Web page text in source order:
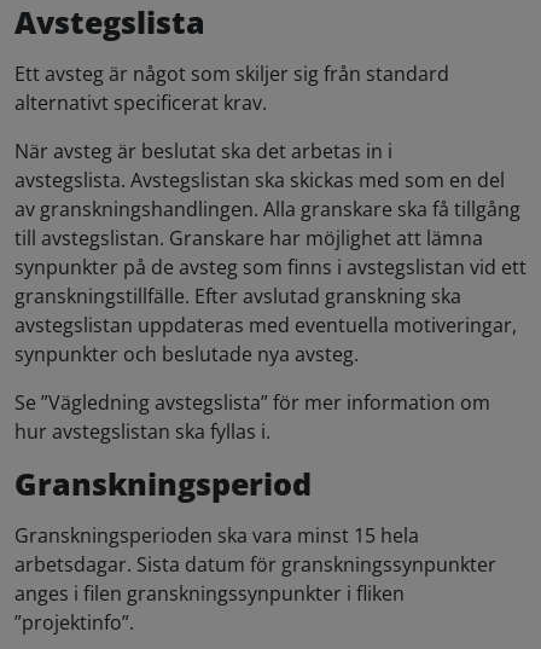
Avstegslista
Ett avsteg är något som skiljer sig från standard
alternativt specificerat krav.
När avsteg är beslutat ska det arbetas in i
avstegslista. Avstegslistan ska skickas med som en del
av granskningshandlingen. Alla granskare ska få tillgång
till avstegslistan. Granskare har möjlighet att lämna
synpunkter på de avsteg som finns i avstegslistan vid ett
granskningstillfälle. Efter avslutad granskning ska
avstegslistan uppdateras med eventuella motiveringar,
synpunkter och beslutade nya avsteg.
Se ”Vägledning avstegslista” för mer information om
hur avstegslistan ska fyllas i.
Granskningsperiod
Granskningsperioden ska vara minst 15 hela
arbetsdagar. Sista datum för granskningssynpunkter
anges i filen granskningssynpunkter i fliken
”projektinfo”.